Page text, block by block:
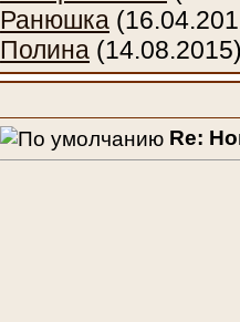
Ранюшка
Полина
Re: